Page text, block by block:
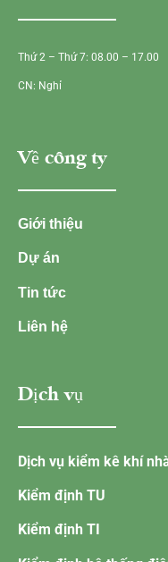
Thứ 2 – Thứ 7: 08.00 – 17.00
CN: Nghỉ
Về công ty
Giới thiệu
Dự án
Tin tức
Liên hệ
Dịch vụ
Dịch vụ kiểm kê khí
Kiểm định TU
Kiểm định TI